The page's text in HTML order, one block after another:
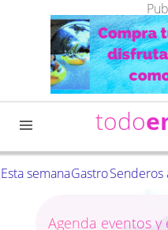
todo
Esta semanaGastroSenderos
Agenda eventos y